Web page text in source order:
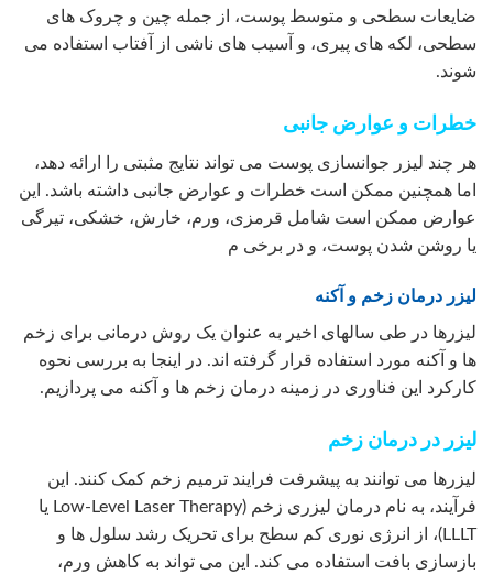
ضایعات سطحی و متوسط پوست، از جمله چین و چروک های
سطحی، لکه های پیری، و آسیب های ناشی از آفتاب استفاده می
شوند.
خطرات و عوارض جانبی
هر چند لیزر جوانسازی پوست می تواند نتایج مثبتی را ارائه دهد،
اما همچنین ممکن است خطرات و عوارض جانبی داشته باشد. این
عوارض ممکن است شامل قرمزی، ورم، خارش، خشکی، تیرگی
یا روشن شدن پوست، و در برخی م
لیزر درمان زخم و آکنه
لیزرها در طی سالهای اخیر به عنوان یک روش درمانی برای زخم
ها و آکنه مورد استفاده قرار گرفته اند. در اینجا به بررسی نحوه
کارکرد این فناوری در زمینه درمان زخم ها و آکنه می پردازیم.
لیزر در درمان زخم
لیزرها می توانند به پیشرفت فرایند ترمیم زخم کمک کنند. این
فرآیند، به نام درمان لیزری زخم (Low-Level Laser Therapy یا
LLLT)، از انرژی نوری کم سطح برای تحریک رشد سلول ها و
بازسازی بافت استفاده می کند. این می تواند به کاهش ورم،